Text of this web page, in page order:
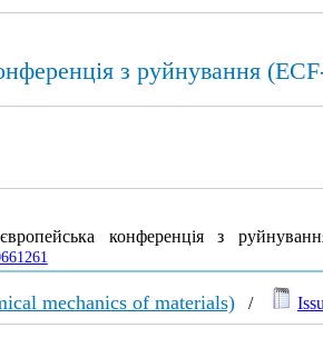
з руйнування
конференція з
mechanics of materials)/